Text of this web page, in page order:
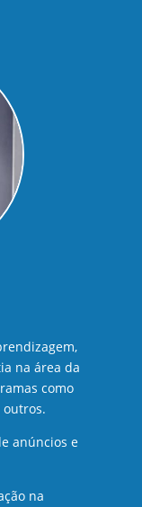
na área da
como
outros.
anúncios e
na